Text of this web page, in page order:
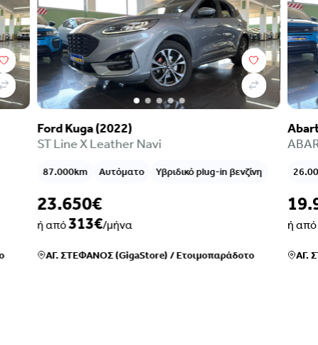
plug-in βενζίνη
/ Ετοιμοπαράδοτο
Abarth 500 (2022)
ABARTH e-Icone Sunroof Leather
26.000km Αυτόματο Ηλεκτρικό
ή από
ΑΓ. ΣΤΕΦΑΝΟΣ (GigaStore)/